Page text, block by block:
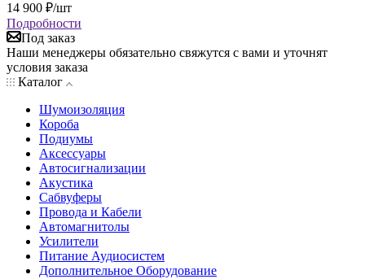
14 900 ₽/шт
Подробности
Под заказ
Наши менеджеры обязательно свяжутся с вами и уточнят
условия заказа
Каталог
Шумоизоляция
Короба
Подиумы
Аксессуары
Автосигнализации
Акустика
Сабвуферы
Провода и Кабели
Автомагнитолы
Усилители
Питание Аудиосистем
Дополнительное Оборудование